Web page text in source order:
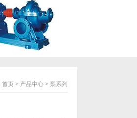
首页 > 产品中心 > 泵系列